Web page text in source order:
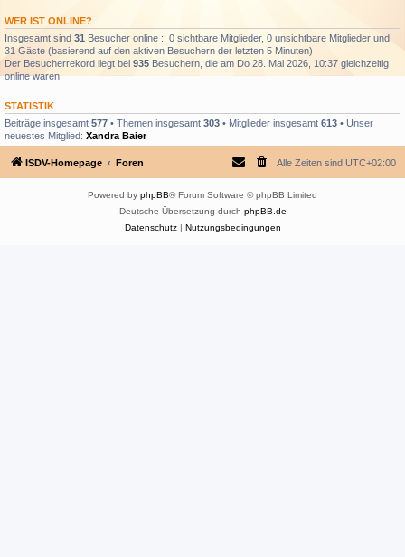
WER IST ONLINE?
Insgesamt sind 31 Besucher online :: 0 sichtbare Mitglieder, 0 unsichtbare Mitglieder und
31 Gäste (basierend auf den aktiven Besuchern der letzten 5 Minuten)
Der Besucherrekord liegt bei 935 Besuchern, die am Do 28. Mai 2026, 10:37 gleichzeitig
online waren.
STATISTIK
Beiträge insgesamt 577 • Themen insgesamt 303 • Mitglieder insgesamt 613 • Unser
neuestes Mitglied: Xandra Baier
ISDV-Homepage Foren Alle Zeiten sind UTC+02:00
Powered by phpBB® Forum Software © phpBB Limited
Deutsche Übersetzung durch phpBB.de
Datenschutz| Nutzungsbedingungen